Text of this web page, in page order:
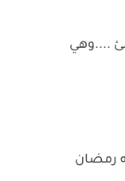
....وهي
رمضان